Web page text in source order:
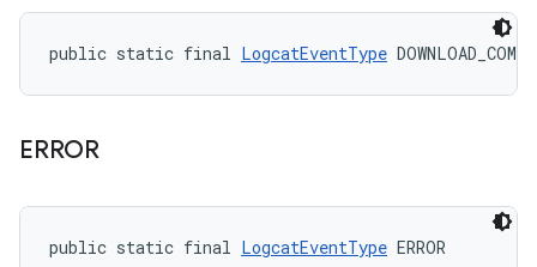
public static final LogcatEventType
ERROR
public static final LogcatEventType ERROR